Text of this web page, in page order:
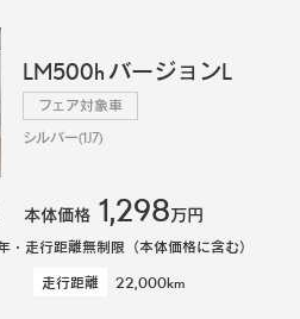
LM500h バージョンL
フェア対象車
シルバー(1J7)
本体価格 1,298万円
走行距離無制限（本体価格に含む）
走行距離 22,000km